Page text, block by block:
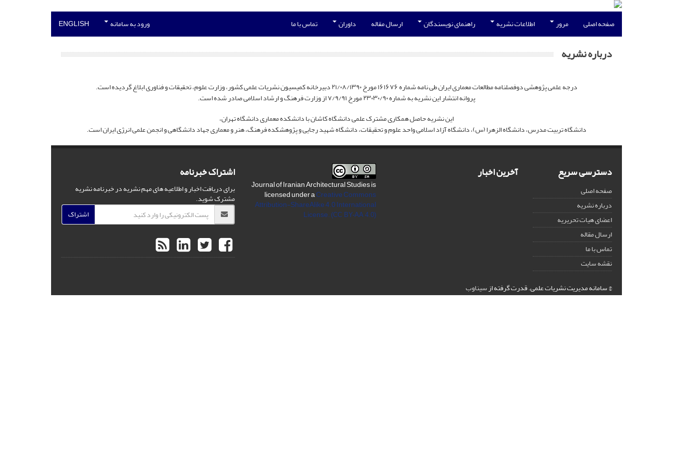
صفحه اصلی مرور اطلاعات نشریه راهنمای نویسندگان ارسال مقاله داوران تماس با ما ورود به سامانه ENGLISH
درباره نشریه
درجه علمی پژوهشی دوفصلنامه مطالعات معماری ایران طی نامه شماره ۱۶۱۶۷۶ مورخ ۲۱/۰۸/۱۳۹۰ دبیرخانه کمیسیون نشریات علمی کشور،‌ وزارت علوم،‌ تحقیقات و فناوری ابلاغ گردیده است.
پروانه انتشار این نشریه به شماره ۲۳۰۳۰/۹۰ مورخ ۷/۹/۹۱ از وزارت فرهنگ و ارشاد اسلامی صادر شده است.
این نشریه حاصل همکاری مشترک علمی دانشگاه کاشان با دانشکده معماری دانشگاه تهران،
دانشگاه تربیت مدرس، دانشگاه الزهرا (س)، دانشگاه آزاد اسلامی واحد علوم و تحقیقات، دانشگاه شهید رجایی و پژوهشکده فرهنگ، هنر و معماری جهاد دانشگاهی و انجمن علمی انرژی ایران است.
دسترسی سریع
صفحه اصلی
درباره نشریه
اعضای هیات تحریریه
ارسال مقاله
تماس با ما
نقشه سایت
آخرین اخبار
Journal of Iranian Architectural Studies is
licensed under aCreative Commons
Attribution-ShareAlike 4.0 International
License. (CC BY-AA 4.0)
اشتراک خبرنامه
برای دریافت اخبار و اطلاعیه های مهم نشریه در خبرنامه نشریه
مشترک شوید.
اشتراک
© سامانه مدیریت نشریات علمی.قدرت گرفته ازسیناوب